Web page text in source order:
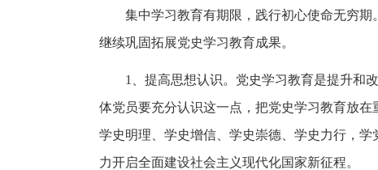
集中学习教育有期限，践行初心使命无穷
继续巩固拓展党史学习教育成果。
1、提高思想认识。党史学习教育是提升和
体党员要充分认识这一点，把党史学习教育放
学史明理、学史增信、学史崇德、学史力行，
力开启全面建设社会主义现代化国家新征程。